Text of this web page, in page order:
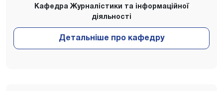
Кафедра Журналістики та інформаційної
діяльності